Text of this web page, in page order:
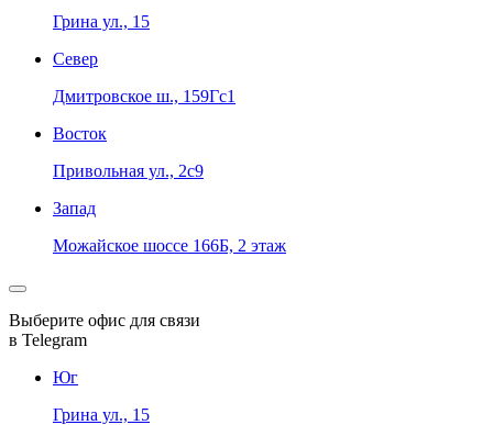
Грина ул., 15
Север
Дмитровское ш., 159Гс1
Восток
Привольная ул., 2с9
Запад
Можайское шоссе 166Б, 2 этаж
Выберите офис для связи
в Telegram
Юг
Грина ул., 15